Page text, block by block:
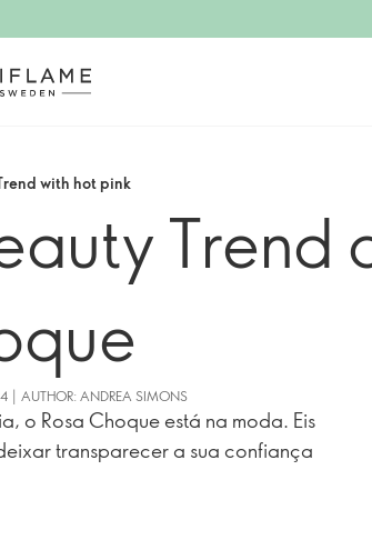
with hot pink
Trend
| AUTHOR: ANDREA SIMONS
o Rosa Choque está na moda. Eis
transparecer a sua confiança